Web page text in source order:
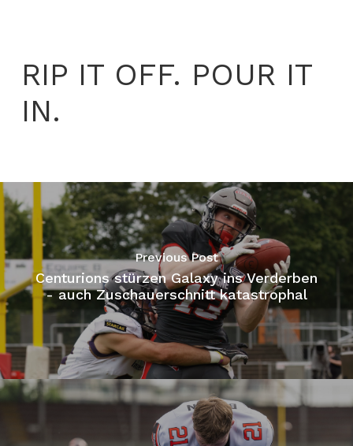
RIP IT OFF. POUR IT
IN.
Previous Post
Centurions stürzen Galaxy ins Verderben
- auch Zuschauerschnitt katastrophal